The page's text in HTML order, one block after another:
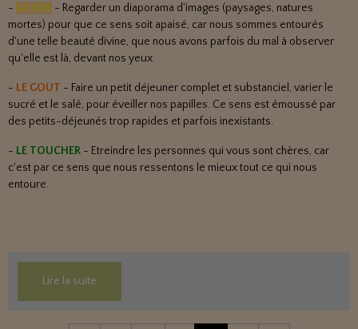
- LA VUE - Regarder un diaporama d'images (paysages, natures
mortes) pour que ce sens soit apaisé, car nous sommes entourés
d'une telle beauté divine, que nous avons parfois du mal à observer
qu'elle est là, devant nos yeux.
- LE GOUT - Faire un petit déjeuner complet et substanciel, varier le
sucré et le salé, pour éveiller nos papilles. Ce sens est émoussé par
des petits-déjeunés trop rapides et parfois inexistants.
- LE TOUCHER - Etreindre les personnes qui vous sont chères, car
c'est par ce sens que nous ressentons le mieux tout ce qui nous
entoure.
Lire la suite